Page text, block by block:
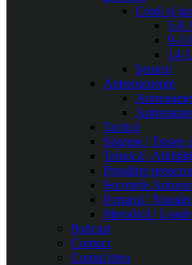
Copii și
5-8
9-
14-
Seniori
Antrenamente
Tactică
Sisteme | Trasee
Tehnică |
Pregătire
Secretele
Portarul |
Metodică |
Podcast
Contact
Contul meu